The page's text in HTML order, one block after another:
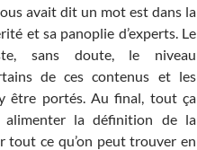
avait dit un mot est dans la
et sa panoplie d’experts. Le
sans doute, le niveau
de ces contenus et les
être portés. Au final, tout ça
alimenter la définition de la
tout ce qu’on peut trouver en